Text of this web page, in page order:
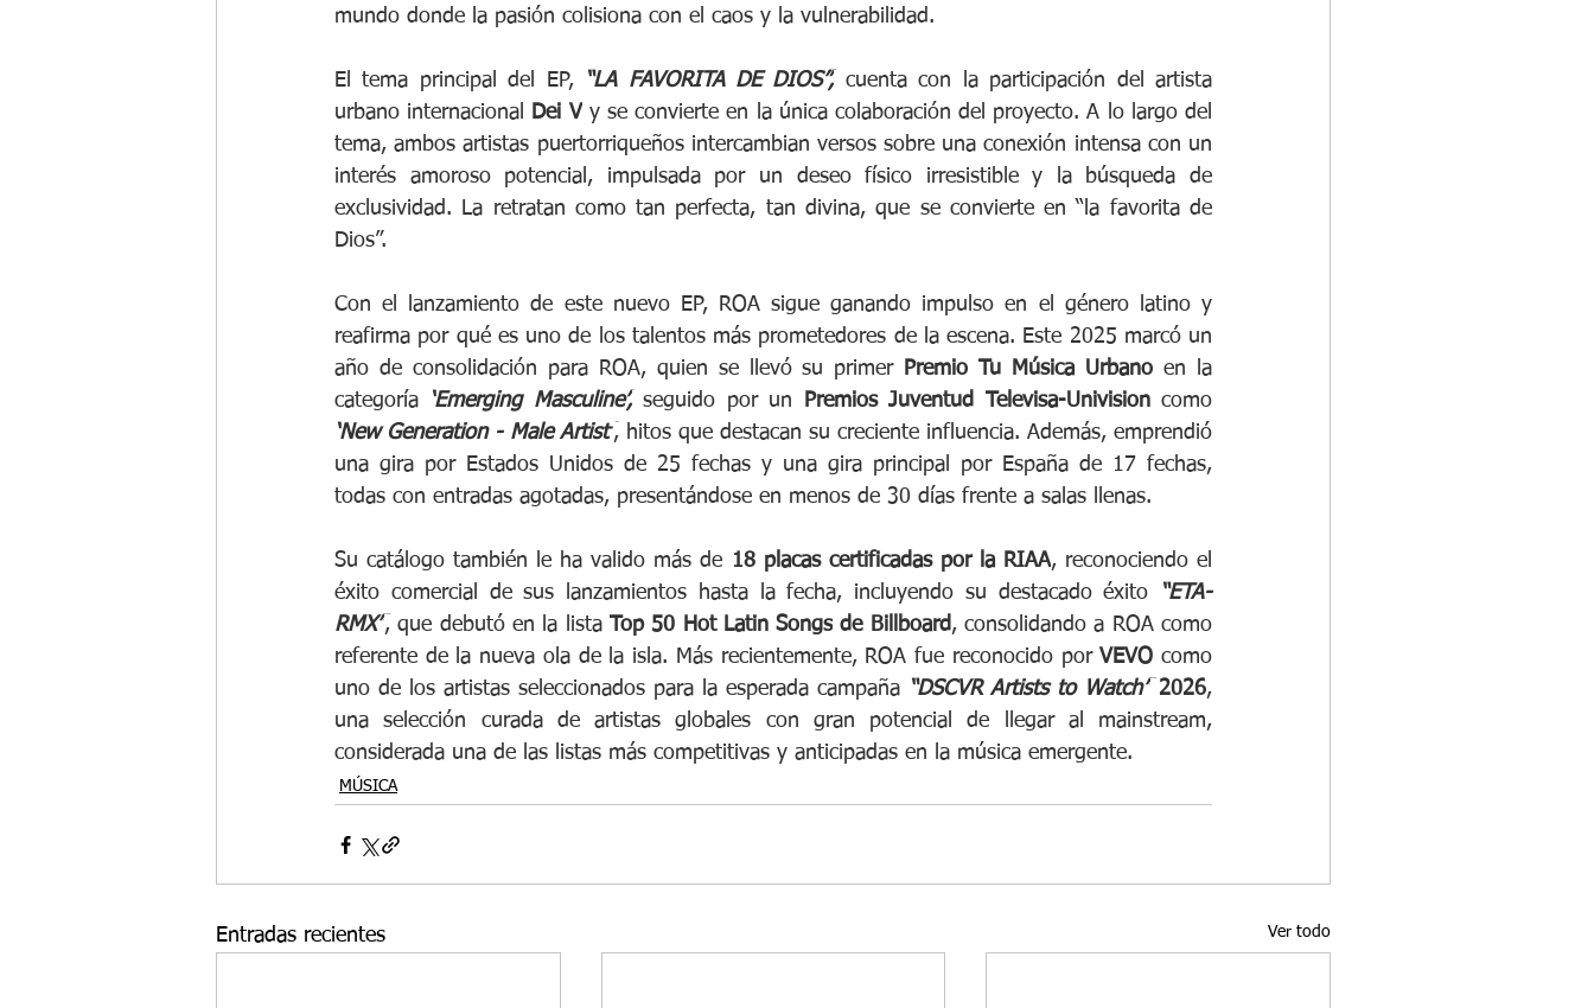
mundo donde la pasión colisiona con el caos y la vulnerabilidad.
El tema principal del EP, “LA FAVORITA DE DIOS”, cuenta con la participación del artista
urbano internacional
Dei V y se convierte en la única colaboración del proyecto. A lo largo del
tema, ambos artistas puertorriqueños intercambian versos sobre una conexión intensa con un
interés amoroso potencial, impulsada por un deseo físico irresistible y la búsqueda de
exclusividad. La retratan como tan perfecta, tan divina, que se convierte en “la favorita de
Dios”.
Con el lanzamiento de este nuevo EP, ROA sigue ganando impulso en el género latino y
reafirma por qué es uno de los talentos más prometedores de la escena. Este 2025 marcó un
año de consolidación para ROA, quien se llevó su primer
Premio Tu Música Urbano en la
categoría
‘Emerging Masculine’, seguido por un Premios Juventud Televisa-Univision como
‘New Generation - Male Artist’, hitos que destacan su creciente influencia. Además, emprendió
una gira por Estados Unidos de 25 fechas y una gira principal por España de 17 fechas,
todas con entradas agotadas, presentándose en menos de 30 días frente a salas llenas.
Su catálogo también le ha valido más de 18 placas certificadas por la RIAA, reconociendo el
éxito comercial de sus lanzamientos hasta la fecha, incluyendo su destacado éxito
“ETA-
RMX”, que debutó en la lista Top 50 Hot Latin Songs de Billboard, consolidando a ROA como
referente de la nueva ola de la isla. Más recientemente, ROA fue reconocido por VEVO como
uno de los artistas seleccionados para la esperada campaña “DSCVR Artists to Watch” 2026,
una selección curada de artistas globales con gran potencial de llegar al mainstream,
considerada una de las listas más competitivas y anticipadas en la música emergente.
MÚSICA
Entradas recientes Ver todo